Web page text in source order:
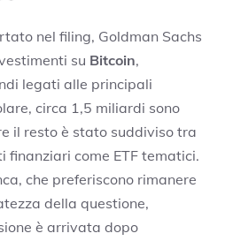
nel filing, Goldman Sachs
su Bitcoin,
legati alle principali
circa 1,5 miliardi sono
il resto è stato suddiviso tra
finanziari come ETF tematici.
che preferiscono rimanere
della questione,
è arrivata dopo